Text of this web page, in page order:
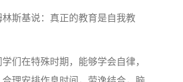
林斯基说：真正的教育是自我教
们在特殊时期，能够学会自律，